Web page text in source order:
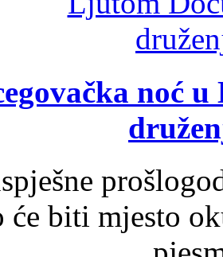
noć
će biti mjesto